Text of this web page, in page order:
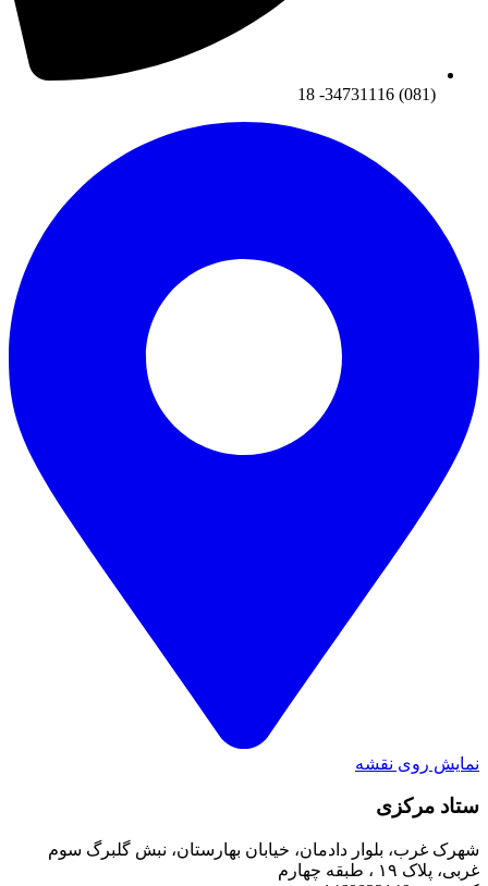
(081) 34731116- 18
نمایش روی نقشه
ستاد مرکزی
شهرک غرب، بلوار دادمان، خیابان بهارستان، نبش گلبرگ سوم
غربی، پلاک ۱۹ ، طبقه چهارم